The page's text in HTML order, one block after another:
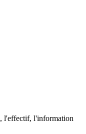
l'effectif, l'information